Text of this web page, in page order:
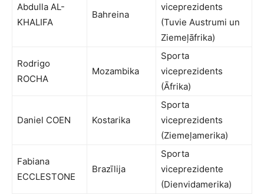
Abdulla AL-
KHALIFA
Bahreina
viceprezidents
(Tuvie Austrumi un
Ziemeļāfrika)
Rodrigo
ROCHA
Mozambika
Sporta
viceprezidents
(Āfrika)
Daniel COEN Kostarika
Sporta
viceprezidents
(Ziemeļamerika)
Fabiana
ECCLESTONE
Brazīlija
Sporta
viceprezidente
(Dienvidamerika)